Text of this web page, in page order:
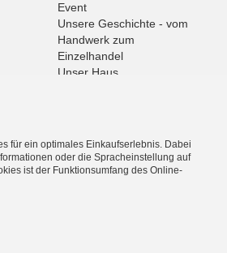
Event
Unsere Geschichte - vom
Handwerk zum
Einzelhandel
Unser Haus
*inkl. MwSt., zzgl.
für ein optimales Einkaufserlebnis. Dabei
oder die Spracheinstellung auf
ist der Funktionsumfang des Online-